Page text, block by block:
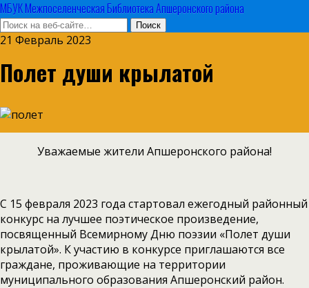
МБУК Межпоселенческая Библиотека Апшеронского района
21 Февраль 2023
Полет души крылатой
Уважаемые жители Апшеронского района!
С 15 февраля 2023 года стартовал ежегодный районный
конкурс на лучшее поэтическое произведение,
посвященный Всемирному Дню поэзии «Полет души
крылатой». К участию в конкурсе приглашаются все
граждане, проживающие на территории
муниципального образования Апшеронский район.